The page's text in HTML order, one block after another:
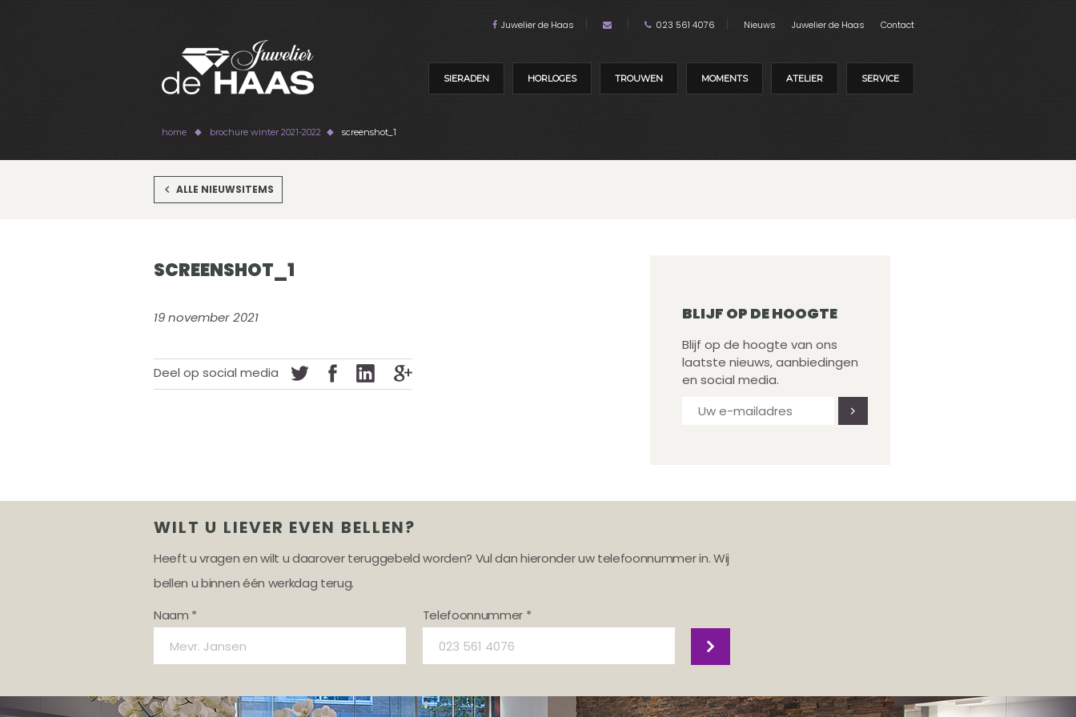
Juwelier de Haas 023 561 4076 Nieuws Juwelier de Haas Contact
SIERADEN HORLOGES TROUWEN MOMENTS ATELIER SERVICE
home brochure winter 2021-2022 screenshot_1
ALLE NIEUWSITEMS
SCREENSHOT_1
19 november 2021
Deel op social media
BLIJF OP DE HOOGTE
Blijf op de hoogte van ons
laatste nieuws, aanbiedingen
en social media.
WILT U LIEVER EVEN BELLEN?
Heeft u vragen en wilt u daarover teruggebeld worden? Vul dan hieronder uw telefoonnummer in. Wij
bellen u binnen één werkdag terug.
Naam *
Telefoonnummer *